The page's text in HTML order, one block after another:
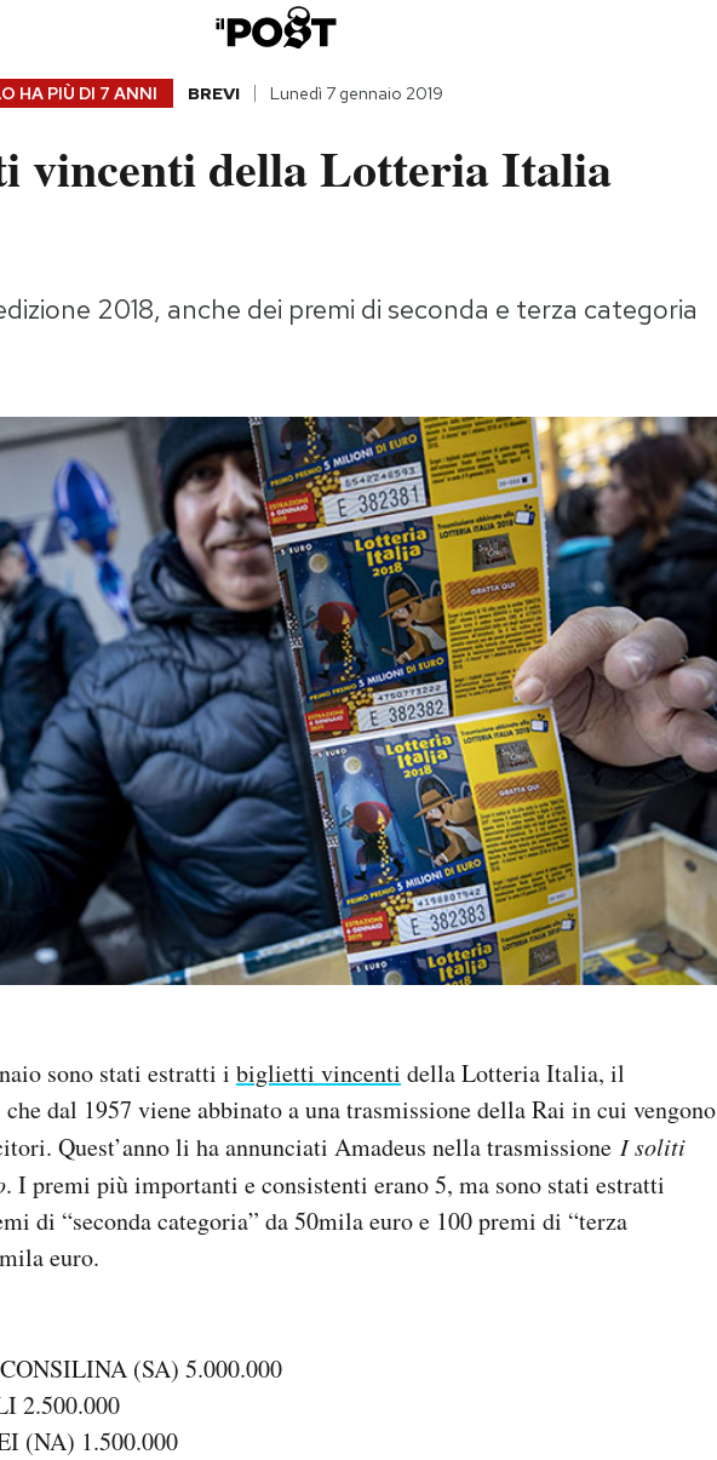
HA PIÙ DI 7 ANNI BREVI Lunedì 7 gennaio 2019
vincenti della Lotteria Italia
2018, anche dei premi di seconda e terza categoria
sono stati estratti i biglietti vincenti della Lotteria Italia, il
dal 1957 viene abbinato a una trasmissione della Rai in cui vengono
Quest’anno li ha annunciati Amadeus nella trasmissione I soliti
. I premi più importanti e consistenti erano 5, ma sono stati estratti
di “seconda categoria” da 50mila euro e 100 premi di “terza
euro.
(SA) 5.000.000
2.500.000
(NA) 1.500.000